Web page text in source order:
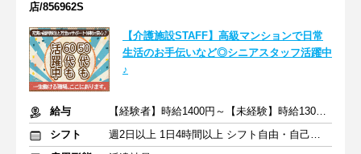
店/856962S
【介護施設STAFF】高級マンションで日常
生活のお手伝いなど◎シニアスタッフ活躍中
♪
給与
【経験者】時給1400円～【未経験】時給1300円～ ※交通費全額
シフト
週2日以上 1日4時間以上 シフト自由・自己申告